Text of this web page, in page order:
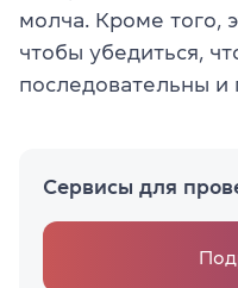
молча. Кроме того,
чтобы убедиться,
последовательны и
Сервисы для